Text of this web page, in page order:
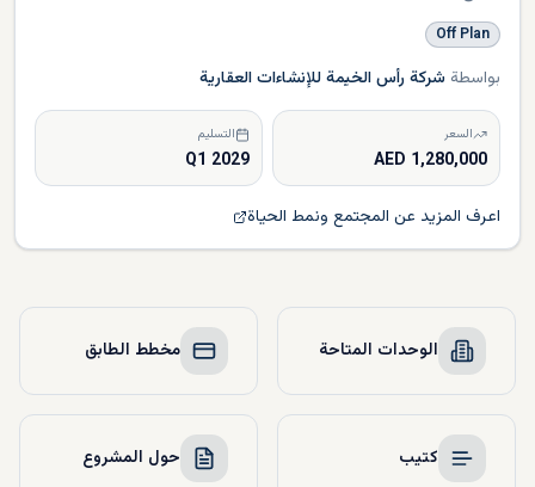
Off Plan
بواسطة شركة رأس الخيمة للإنشاءات العقارية
السعر
1,280,000 AED
التسليم
Q1 2029
اعرف المزيد عن المجتمع ونمط الحياة
الوحدات المتاحة مخطط الطابق
كتيب حول المشروع